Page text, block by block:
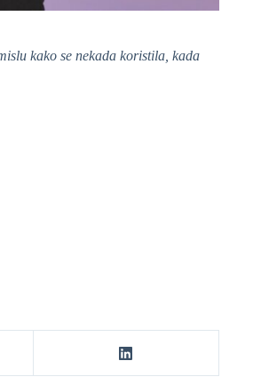
kako se nekada koristila, kada